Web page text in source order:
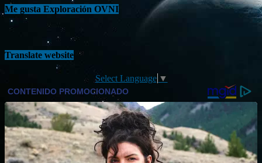
Me gusta Exploración OVNI
Translate website
Select Language ▼